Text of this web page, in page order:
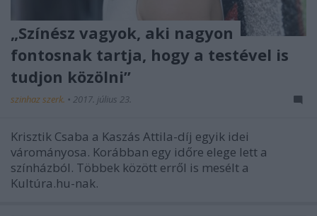
„Színész vagyok, aki nagyon
fontosnak tartja, hogy a testével is
tudjon közölni”
szinhaz szerk. • 2017. július 23.
Krisztik Csaba a Kaszás Attila-díj egyik idei
várományosa. Korábban egy időre elege lett a
színházból. Többek között erről is mesélt a
Kultúra.hu-nak.